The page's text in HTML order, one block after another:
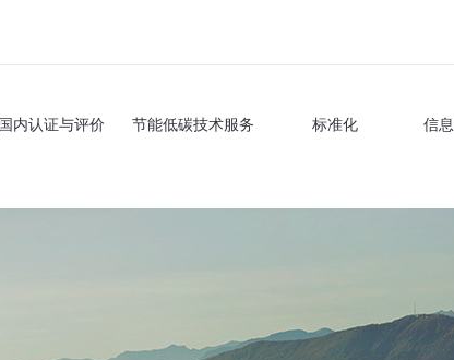
国内认证与评价 节能低碳技术服务 标准化 信